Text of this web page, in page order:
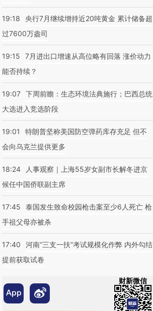
19:18
央行7月继续增持近20吨黄金 累计储备超
过7600万盎司
19:15
7月进出口增速从高位略有回落 涨价动力
能否持续？
19:07 下周前瞻：生态环境法典施行；巴西总统
大选进入竞选阶段
19:01
特朗普坚称美国防空弹药库存充足 但不
会向乌克兰提供更多
18:24
人事观察｜上海55岁女副市长解冬进京
候任中国侨联副主席
17:45
泰国发生致命校园枪击案至少6人死亡 枪
手祖父母亦被杀
17:40
河南“三支一扶”考试规模化作弊 内外勾结
提前获取试卷
财新微信